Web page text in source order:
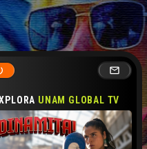
UNAM GLOBAL TV